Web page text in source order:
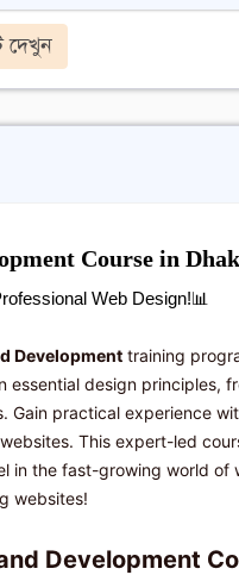
দেখুন
Course in
Web Design! 📊
Development training
essential design principles,
practical experience
This expert-led
in the fast-growing world of
websites!
Development